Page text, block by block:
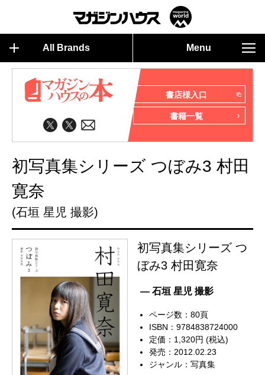
All Brands Menu
書店様入口
書籍一覧
初写真集シリーズ つぼみ3 村田
寛奈
(石垣 星児 撮影)
初写真集シリーズ つ
ぼみ3 村田寛奈
— 石垣 星児 撮影
ページ数：80頁
ISBN：9784838724000
定価：1,320円 (税込)
発売：2012.02.23
ジャンル：写真集